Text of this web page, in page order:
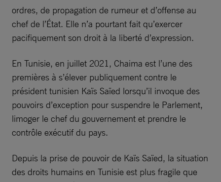
ordres, de propagation de rumeur et d’offense au
chef de l’État. Elle n’a pourtant fait qu’exercer
pacifiquement son droit à la liberté d’expression.
En Tunisie, en juillet 2021, Chaima est l’une des
premières à s’élever publiquement contre le
président tunisien Kaïs Saïed lorsqu’il invoque des
pouvoirs d’exception pour suspendre le Parlement,
limoger le chef du gouvernement et prendre le
contrôle exécutif du pays.
Depuis la prise de pouvoir de Kaïs Saïed, la situation
des droits humains en Tunisie est plus fragile que